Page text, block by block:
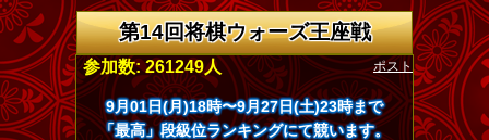
第14回将棋ウォーズ王座戦
ポスト
参加数: 261249人
9月01日(月)18時〜9月27日(土)23時まで
「最高」段級位ランキングにて競います。